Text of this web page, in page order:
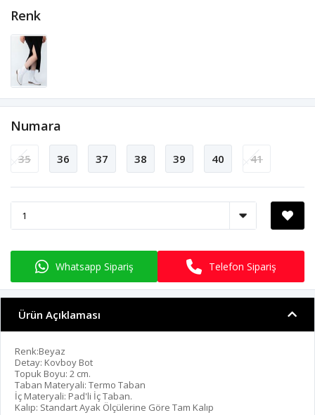
Renk
Numara
35 36 37 38 39 40 41
Whatsapp Sipariş Telefon Sipariş
Ürün Açıklaması
Renk:Beyaz
Detay: Kovboy Bot
Topuk Boyu: 2 cm.
Taban Materyali: Termo Taban
İç Materyali: Pad'li İç Taban.
Kalıp: Standart Ayak Ölçülerine Göre Tam Kalıp